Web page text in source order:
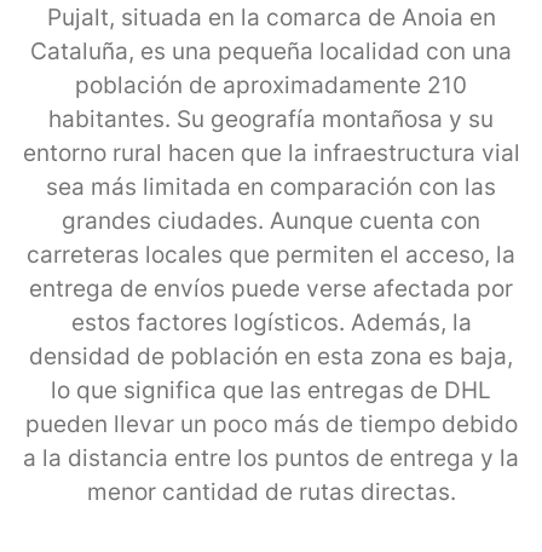
Pujalt, situada en la comarca de Anoia en
Cataluña, es una pequeña localidad con una
población de aproximadamente 210
habitantes. Su geografía montañosa y su
entorno rural hacen que la infraestructura vial
sea más limitada en comparación con las
grandes ciudades. Aunque cuenta con
carreteras locales que permiten el acceso, la
entrega de envíos puede verse afectada por
estos factores logísticos. Además, la
densidad de población en esta zona es baja,
lo que significa que las entregas de DHL
pueden llevar un poco más de tiempo debido
a la distancia entre los puntos de entrega y la
menor cantidad de rutas directas.